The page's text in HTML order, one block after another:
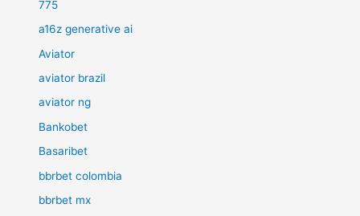
775
a16z generative ai
Aviator
aviator brazil
aviator ng
Bankobet
Basaribet
bbrbet colombia
bbrbet mx